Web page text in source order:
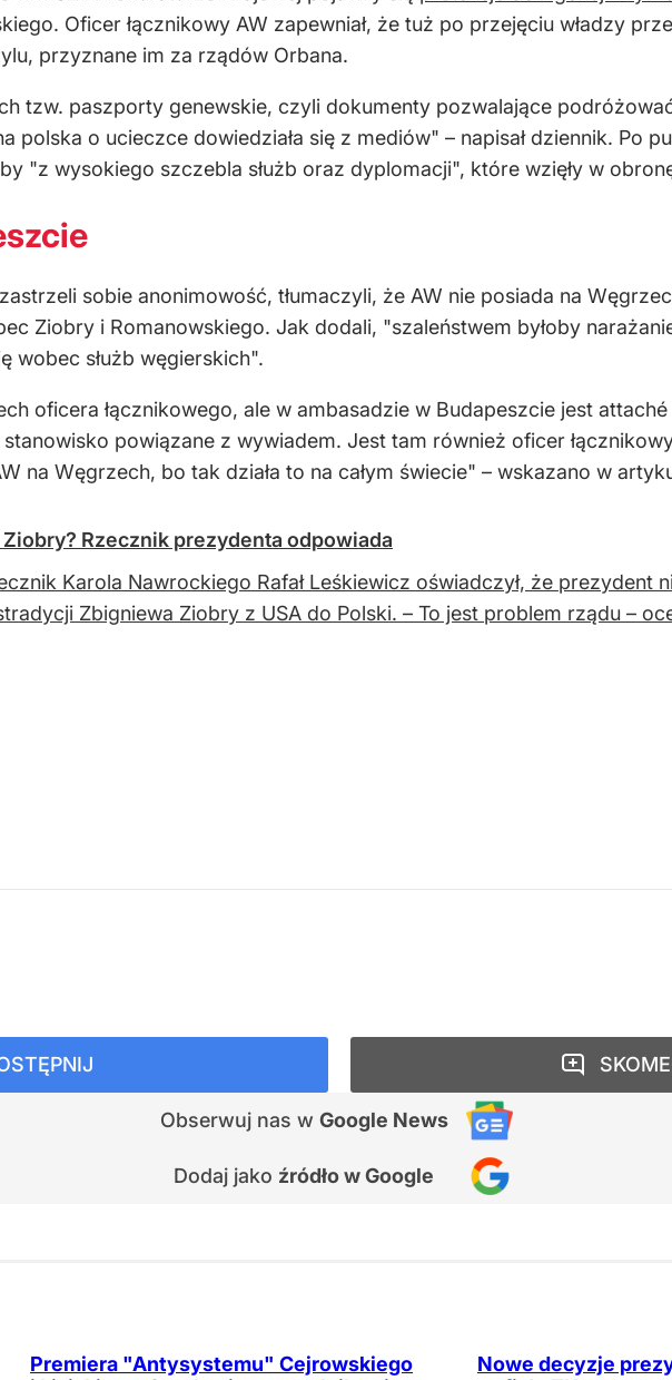
Oficer łącznikowy AW zapewniał, że tuż po przejęciu władzy
przyznane im za rządów Orbana.
tzw. paszporty genewskie, czyli dokumenty pozwalające
polska o ucieczce dowiedziała się z mediów" – napisał dziennik. Po
"z wysokiego szczebla służb oraz dyplomacji", które wzięły w
sobie anonimowość, tłumaczyli, że AW nie posiada na
Ziobry i Romanowskiego. Jak dodali, "szaleństwem byłoby
wobec służb węgierskich".
oficera łącznikowego, ale w ambasadzie w Budapeszcie jest
powiązane z wywiadem. Jest tam również oficer
na Węgrzech, bo tak działa to na całym świecie" – wskazano w
Rzecznik prezydenta odpowiada
Karola Nawrockiego Rafał Leśkiewicz oświadczył, że prezydent
Zbigniewa Ziobry z USA do Polski. – To jest problem rządu –
Obserwuj nas w Google News
Dodaj jako źródło w Google
Premiera "Antysystemu" Cejrowskiego
Nowe decyzje